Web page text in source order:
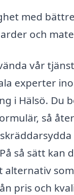
med bättre
och
vår
experter
i Hälsö. Du
så
så sätt kan
alternativ
pris och